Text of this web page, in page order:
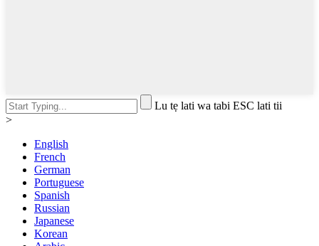
Lu tẹ lati wa tabi ESC lati tii
>
English
French
German
Portuguese
Spanish
Russian
Japanese
Korean